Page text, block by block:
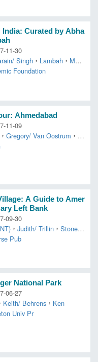
India: Curated by Abha
11-30
Singh ， Lambah ， Malvi
Foundation
Ahmedabad
11-09
，Gregory/ Van Oostrum ， M
A Guide to Amer
Left Bank
09-30
，Judith/ Trillin ，Stonehil
Pub
National Park
06-27
Keith/ Behrens ， Ken
Univ Pr